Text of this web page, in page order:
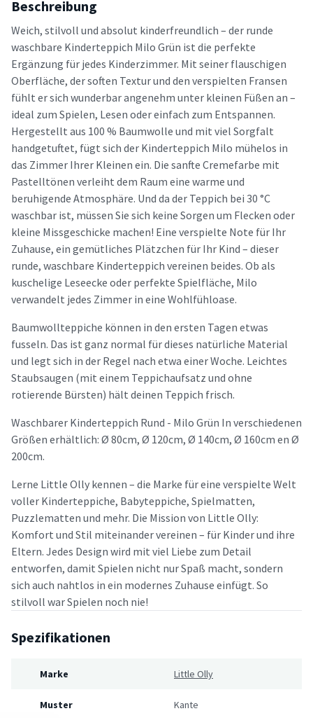
Beschreibung
Weich, stilvoll und absolut kinderfreundlich – der runde
waschbare Kinderteppich Milo Grün ist die perfekte
Ergänzung für jedes Kinderzimmer. Mit seiner flauschigen
Oberfläche, der soften Textur und den verspielten Fransen
fühlt er sich wunderbar angenehm unter kleinen Füßen an –
ideal zum Spielen, Lesen oder einfach zum Entspannen.
Hergestellt aus 100 % Baumwolle und mit viel Sorgfalt
handgetuftet, fügt sich der Kinderteppich Milo mühelos in
das Zimmer Ihrer Kleinen ein. Die sanfte Cremefarbe mit
Pastelltönen verleiht dem Raum eine warme und
beruhigende Atmosphäre. Und da der Teppich bei 30 °C
waschbar ist, müssen Sie sich keine Sorgen um Flecken oder
kleine Missgeschicke machen! Eine verspielte Note für Ihr
Zuhause, ein gemütliches Plätzchen für Ihr Kind – dieser
runde, waschbare Kinderteppich vereinen beides. Ob als
kuschelige Leseecke oder perfekte Spielfläche, Milo
verwandelt jedes Zimmer in eine Wohlfühloase.
Baumwollteppiche können in den ersten Tagen etwas
fusseln. Das ist ganz normal für dieses natürliche Material
und legt sich in der Regel nach etwa einer Woche. Leichtes
Staubsaugen (mit einem Teppichaufsatz und ohne
rotierende Bürsten) hält deinen Teppich frisch.
Waschbarer Kinderteppich Rund - Milo Grün In verschiedenen
Größen erhältlich: Ø 80cm, Ø 120cm, Ø 140cm, Ø 160cm en Ø
200cm.
Lerne Little Olly kennen – die Marke für eine verspielte Welt
voller Kinderteppiche, Babyteppiche, Spielmatten,
Puzzlematten und mehr. Die Mission von Little Olly:
Komfort und Stil miteinander vereinen – für Kinder und ihre
Eltern. Jedes Design wird mit viel Liebe zum Detail
entworfen, damit Spielen nicht nur Spaß macht, sondern
sich auch nahtlos in ein modernes Zuhause einfügt. So
stilvoll war Spielen noch nie!
Spezifikationen
Marke Little Olly
Muster Kante